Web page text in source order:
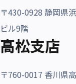
〒430-0928 静岡県
ビル9階
高松支店
〒760-0017 香川県